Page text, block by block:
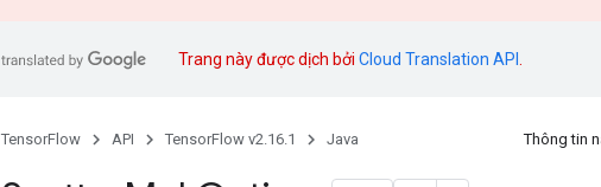
Trang này được dịch bởi Cloud Translation API
TensorFlow API TensorFlow v2.16.1 Java Thông tin